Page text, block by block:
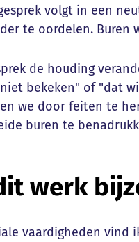
volgt in een
te oordelen. Buren
de houding
bekeken" of "dat
we door feiten te
buren te
werk
vaardigheden vind